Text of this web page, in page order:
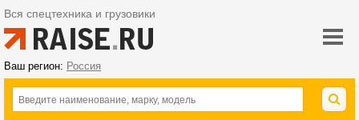
Вся спецтехника и грузовики
Ваш регион: Россия